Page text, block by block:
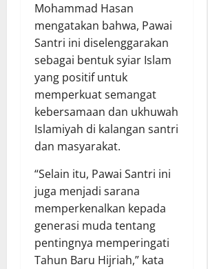
Mohammad Hasan
mengatakan bahwa, Pawai
Santri ini diselenggarakan
sebagai bentuk syiar Islam
yang positif untuk
memperkuat semangat
kebersamaan dan ukhuwah
Islamiyah di kalangan santri
dan masyarakat.
“Selain itu, Pawai Santri ini
juga menjadi sarana
memperkenalkan kepada
generasi muda tentang
pentingnya memperingati
Tahun Baru Hijriah,” kata